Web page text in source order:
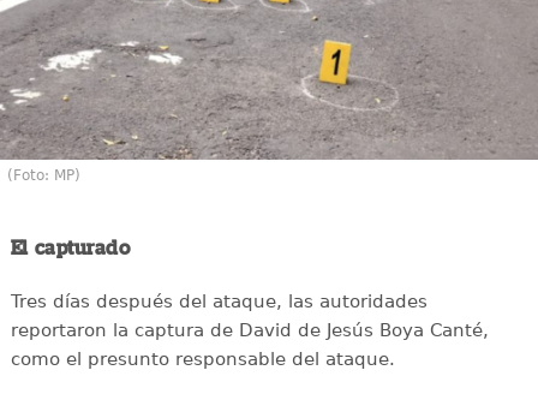
(Foto: MP)
El capturado
Tres días después del ataque, las autoridades
reportaron la captura de David de Jesús Boya Canté,
como el presunto responsable del ataque.